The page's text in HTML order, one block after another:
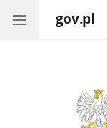
gov.pl